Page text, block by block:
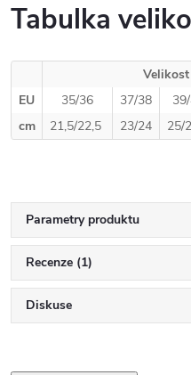
Tabulka
EU
35/36 37/38
cm
21,5/22,5 23/24 25/
Parametry produktu
Recenze (1)
Diskuse